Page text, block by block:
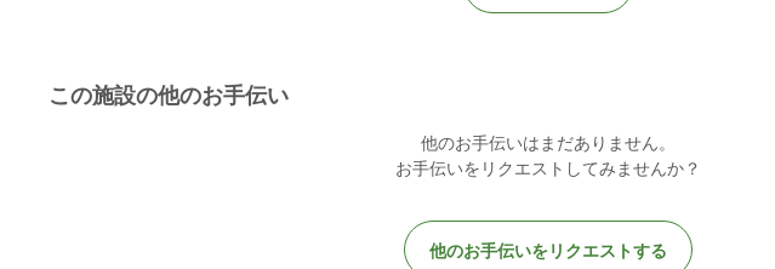
この施設の他のお手伝い
他のお手伝いはまだありません。
お手伝いをリクエストしてみませんか？
他のお手伝いをリクエストする